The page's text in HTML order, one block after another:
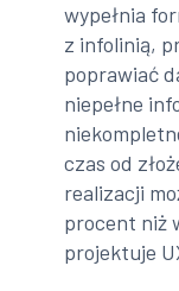
wypełnia
z infolinią,
poprawiać
niepełne
czas od
realizacji
procent niż
projektuje